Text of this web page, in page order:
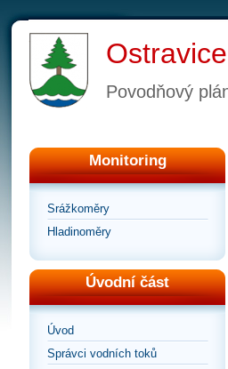
Ostravice
Povodňový
Monitoring
Srážkoměry
Hladinoměry
Úvodní část
Úvod
Správci vodních toků